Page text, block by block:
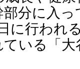
分に入
に行われ
いる「大